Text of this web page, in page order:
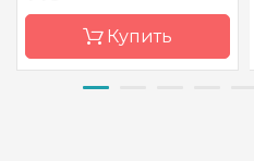
Купить